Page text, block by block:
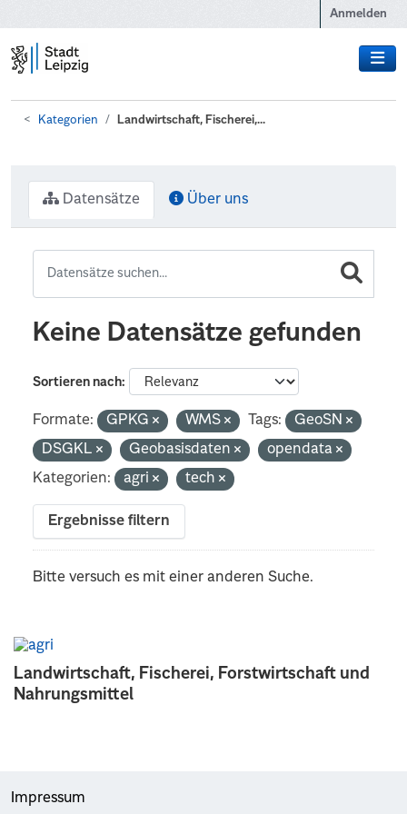
Anmelden
Kategorien Landwirtschaft, Fischerei,...
Landwirtschaft, Fischerei, Forstwirtschaft und
Nahrungsmittel
Datensätze Über uns
Keine Datensätze gefunden
Sortieren nach
Formate: GPKG WMS Tags:
GeoSN
DSGKL
Geobasisdaten
opendata
Kategorien:
agri tech
Ergebnisse filtern
Bitte versuch es mit einer anderen Suche.
Impressum